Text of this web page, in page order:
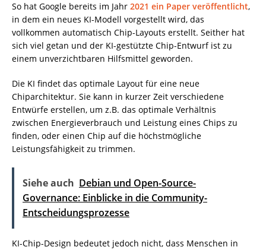
So hat Google bereits im Jahr 2021 ein Paper veröffentlicht,
in dem ein neues KI-Modell vorgestellt wird, das
vollkommen automatisch Chip-Layouts erstellt. Seither hat
sich viel getan und der KI-gestützte Chip-Entwurf ist zu
einem unverzichtbaren Hilfsmittel geworden.
Die KI findet das optimale Layout für eine neue
Chiparchitektur. Sie kann in kurzer Zeit verschiedene
Entwürfe erstellen, um z.B. das optimale Verhältnis
zwischen Energieverbrauch und Leistung eines Chips zu
finden, oder einen Chip auf die höchstmögliche
Leistungsfähigkeit zu trimmen.
Siehe auch Debian und Open-Source-
Governance: Einblicke in die Community-
Entscheidungsprozesse
KI-Chip-Design bedeutet jedoch nicht, dass Menschen in